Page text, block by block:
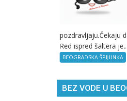
pozdravljaju.Čekaju
Red ispred šaltera je...
BEOGRADSKA ŠPIJUNKA
BEZ VODE U